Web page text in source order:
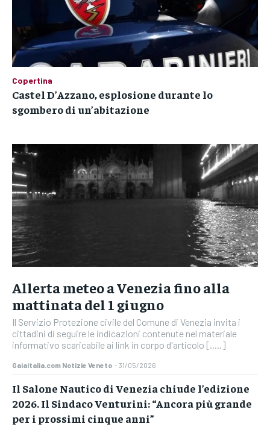
Copertina
Castel D’Azzano, esplosione durante lo
sgombero di un’abitazione
Allerta meteo a Venezia fino alla
mattinata del 1 giugno
Il Servizio Protezione civile del Comune di Venezia invita i
cittadini di seguire le indicazioni contenute nel materiale
informativo scaricabile ai link in corpo d'articolo [.....]
Gaiaitalia.com Notizie Veneto - 31/05/2026
Il Salone Nautico di Venezia chiude l’edizione
2026. Il Sindaco Venturini: “Ancora più grande
per i prossimi cinque anni”